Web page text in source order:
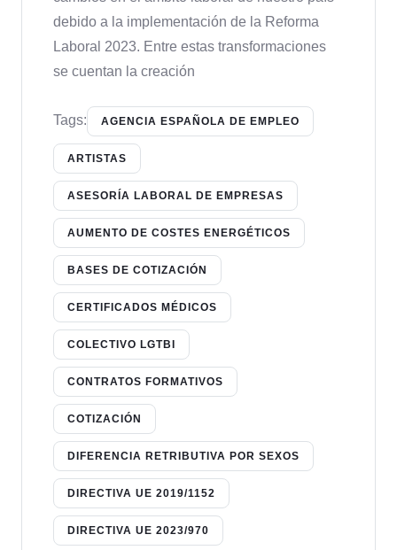
debido a la implementación de la Reforma
Laboral 2023. Entre estas transformaciones
se cuentan la creación
Tags: AGENCIA ESPAÑOLA DE EMPLEO
ARTISTAS
ASESORÍA LABORAL DE EMPRESAS
AUMENTO DE COSTES ENERGÉTICOS
BASES DE COTIZACIÓN
CERTIFICADOS MÉDICOS
COLECTIVO LGTBI
CONTRATOS FORMATIVOS
COTIZACIÓN
DIFERENCIA RETRIBUTIVA POR SEXOS
DIRECTIVA UE 2019/1152
DIRECTIVA UE 2023/970